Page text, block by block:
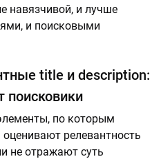
навязчивой, и лучше
и поисковыми
title и description:
поисковики
по которым
релевантность
не отражают суть